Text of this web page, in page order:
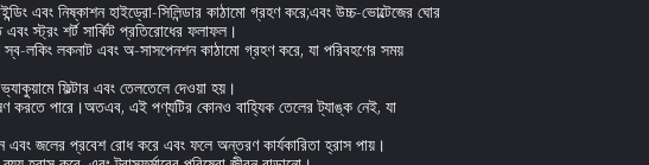
এবং নিষ্কাশন হাইড্রো-সিলিন্ডার কাঠামো গ্রহণ করে;এবং উচ্চ-ভোল্টেজের ঘোর
স্ট্রং শর্ট সার্কিট প্রতিরোধের ফলাফল।
লকিং লকনাট এবং অ-সাসপেনশন কাঠামো গ্রহণ করে, যা পরিবহণের সময়
ফিল্টার এবং তেলতেলে দেওয়া হয়।
করতে পারে।অতএব, এই পণ্যটির কোনও বাহ্যিক তেলের ট্যাঙ্ক নেই, যা
এবং জলের প্রবেশ রোধ করে এবং ফলে অন্তরণ কার্যকারিতা হ্রাস পায়।